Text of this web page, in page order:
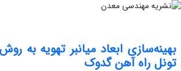
بهینه‌سازی ابعاد میانبر تهویه به
تونل راه آهن گدوک